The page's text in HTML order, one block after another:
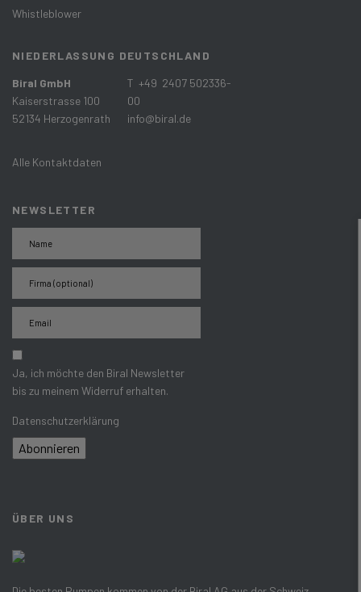
Whistleblower
NIEDERLASSUNG DEUTSCHLAND
Biral GmbH
Kaiserstrasse 100
52134 Herzogenrath
Alle Kontaktdaten
T +49 2407 502336-
00
info@biral.de
NEWSLETTER
Ja, ich möchte den Biral Newsletter
bis zu meinem Widerruf erhalten.
Datenschutzerklärung
Abonnieren
ÜBER UNS